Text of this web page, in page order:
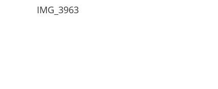
IMG_3963